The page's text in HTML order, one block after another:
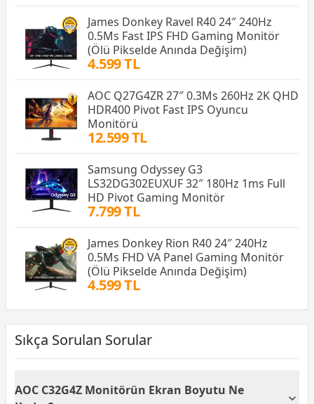
James Donkey Ravel R40 24″ 240Hz
0.5Ms Fast IPS FHD Gaming Monitör
(Ölü Pikselde Anında Değişim)
4.599 TL
AOC Q27G4ZR 27″ 0.3Ms 260Hz 2K QHD
HDR400 Pivot Fast IPS Oyuncu
Monitörü
12.599 TL
Samsung Odyssey G3
LS32DG302EUXUF 32″ 180Hz 1ms Full
HD Pivot Gaming Monitör
7.799 TL
James Donkey Rion R40 24″ 240Hz
0.5Ms FHD VA Panel Gaming Monitör
(Ölü Pikselde Anında Değişim)
4.599 TL
Sıkça Sorulan Sorular
AOC C32G4Z Monitörün Ekran Boyutu Ne